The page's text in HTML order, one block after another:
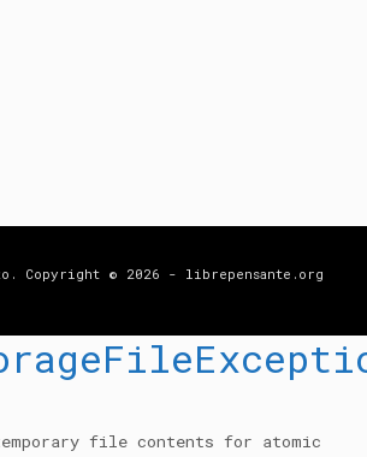
Copyright © 2026 - librepensante.org
file contents for atomic